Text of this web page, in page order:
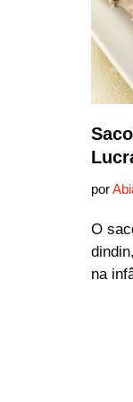
por
O
na